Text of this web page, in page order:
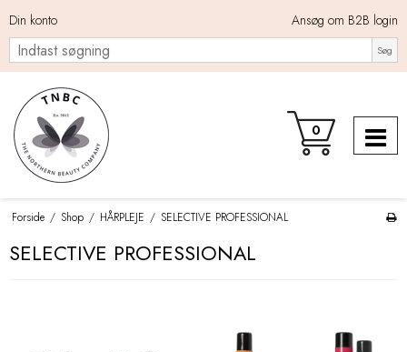
Din konto Ansøg om B2B login
Søg
0
Forside / Shop / HÅRPLEJE / SELECTIVE PROFESSIONAL
SELECTIVE PROFESSIONAL